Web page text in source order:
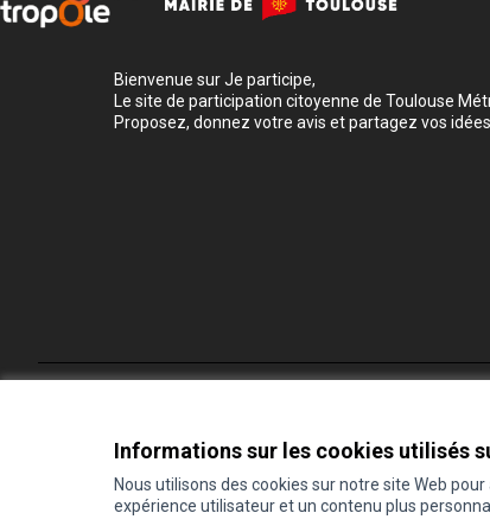
Informations sur les cookies utilisés
Nous utilisons des cookies sur notre site Web
expérience utilisateur et un contenu plus
Bienvenue sur Je participe,
Le site de participation citoyenne de Toulouse
Proposez, donnez votre avis et partagez vos idées.